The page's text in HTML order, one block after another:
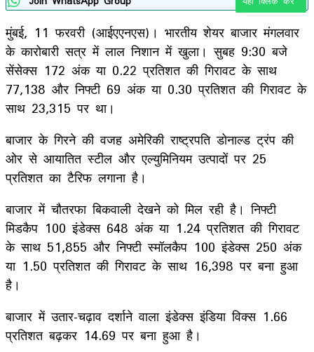
मुंबई, 11 फरवरी (आईएएनएस)। भारतीय शेयर बाजार मंगलवार
के कारोबारी सत्र में लाल निशान में खुला। सुबह 9:30 बजे
सेंसेक्स 172 अंक या 0.22 प्रतिशत की गिरावट के साथ
77,138 और निफ्टी 69 अंक या 0.30 प्रतिशत की गिरावट के
साथ 23,315 पर था।
बाजार के गिरने की वजह अमेरिकी राष्ट्रपति डोनाल्ड ट्रंप की
ओर से आयातित स्टील और एल्युमिनियम उत्पादों पर 25
प्रतिशत का टैरिफ लगाना है।
बाजार में चौतरफा बिकवाली देखने को मिल रही है। निफ्टी
मिडकैप 100 इंडेक्स 648 अंक या 1.24 प्रतिशत की गिरावट
के साथ 51,855 और निफ्टी स्मॉलकैप 100 इंडेक्स 250 अंक
या 1.50 प्रतिशत की गिरावट के साथ 16,398 पर बना हुआ
है।
बाजार में उतार-चढ़ाव दर्शाने वाला इंडेक्स इंडिया विक्स 1.66
प्रतिशत बढ़कर 14.69 पर बना हुआ है।